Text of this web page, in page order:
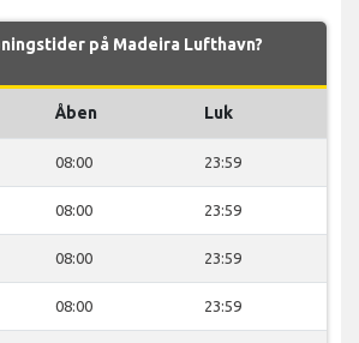
på Madeira Lufthavn?
Åben Luk
08:00 23:59
08:00 23:59
08:00 23:59
08:00 23:59